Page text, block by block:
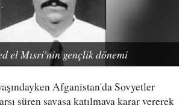
el Mısri'nin gençlik dönemi
Afganistan'da Sovyetler
süren savaşa katılmaya karar vererek